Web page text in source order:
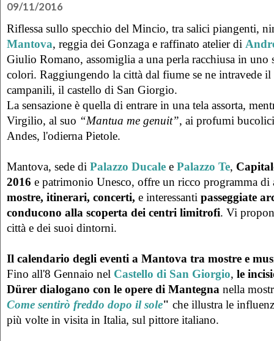
09/11/2016
Riflessa sullo specchio del Mincio, tra salici piangenti,
Mantova, reggia dei Gonzaga e raffinato atelier di
Giulio Romano, assomiglia a una perla racchiusa in uno
colori. Raggiungendo la città dal fiume se ne intravede
campanili, il castello di San Giorgio.
La sensazione è quella di entrare in una tela assorta,
Virgilio, al suo “Mantua me genuit”, ai profumi
Andes, l'odierna Pietole.
Mantova, sede di Palazzo Ducale e Palazzo Te,
2016 e patrimonio Unesco, offre un ricco programma
mostre, itinerari, concerti, e interessanti passeggiate
conducono alla scoperta dei centri limitrofi. Vi
città e dei suoi dintorni.
Il calendario degli eventi a Mantova tra mostre e
Fino all'8 Gennaio nel Castello di San Giorgio, le
Dürer dialogano con le opere di Mantegna nella
Come sentirò freddo dopo il sole" che illustra le
più volte in visita in Italia, sul pittore italiano.